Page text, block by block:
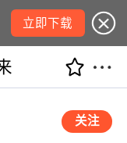
立即下载
关注